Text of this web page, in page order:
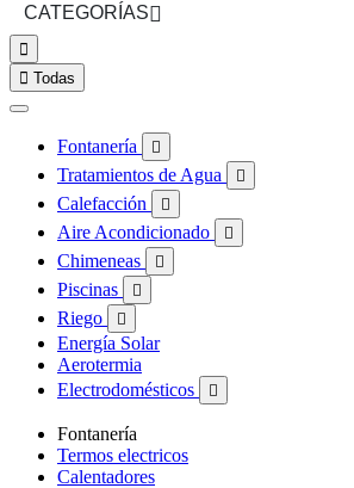
CATEGORÍAS

 Todas
Fontanería 
Tratamientos de Agua 
Calefacción 
Aire Acondicionado 
Chimeneas 
Piscinas 
Riego 
Energía Solar
Aerotermia
Electrodomésticos

Fontanería
Termos electricos
Calentadores